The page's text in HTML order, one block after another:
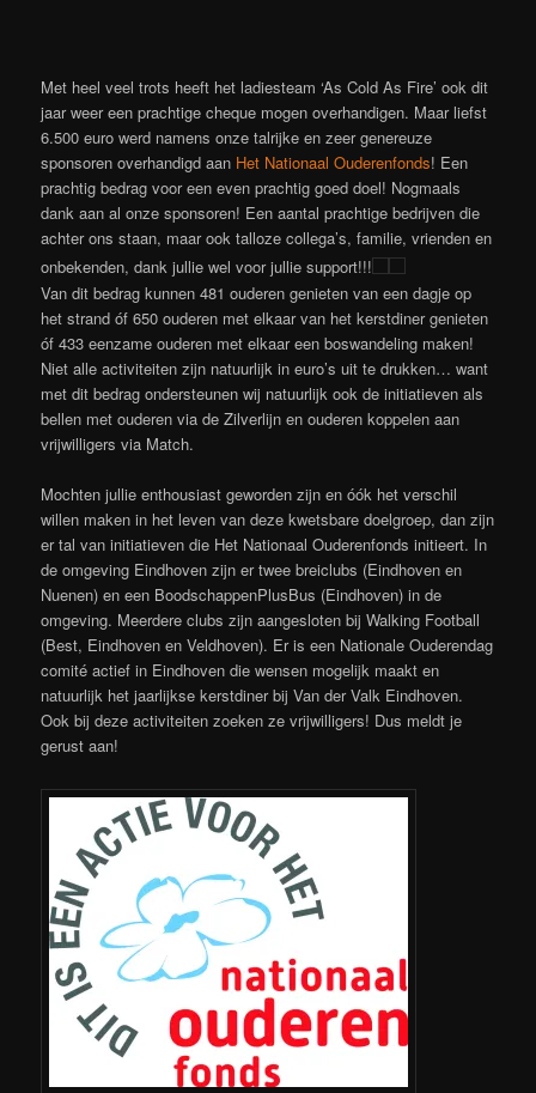
Met heel veel trots heeft het ladiesteam ‘As Cold As Fire’ ook dit
jaar weer een prachtige cheque mogen overhandigen. Maar liefst
6.500 euro werd namens onze talrijke en zeer genereuze
sponsoren overhandigd aan Het Nationaal Ouderenfonds! Een
prachtig bedrag voor een even prachtig goed doel! Nogmaals
dank aan al onze sponsoren! Een aantal prachtige bedrijven die
achter ons staan, maar ook talloze collega’s, familie, vrienden en
onbekenden, dank jullie wel voor jullie support!!!
Van dit bedrag kunnen 481 ouderen genieten van een dagje op
het strand óf 650 ouderen met elkaar van het kerstdiner genieten
óf 433 eenzame ouderen met elkaar een boswandeling maken!
Niet alle activiteiten zijn natuurlijk in euro’s uit te drukken… want
met dit bedrag ondersteunen wij natuurlijk ook de initiatieven als
bellen met ouderen via de Zilverlijn en ouderen koppelen aan
vrijwilligers via Match.
Mochten jullie enthousiast geworden zijn en óók het verschil
willen maken in het leven van deze kwetsbare doelgroep, dan zijn
er tal van initiatieven die Het Nationaal Ouderenfonds initieert. In
de omgeving Eindhoven zijn er twee breiclubs (Eindhoven en
Nuenen) en een BoodschappenPlusBus (Eindhoven) in de
omgeving. Meerdere clubs zijn aangesloten bij Walking Football
(Best, Eindhoven en Veldhoven). Er is een Nationale Ouderendag
comité actief in Eindhoven die wensen mogelijk maakt en
natuurlijk het jaarlijkse kerstdiner bij Van der Valk Eindhoven.
Ook bij deze activiteiten zoeken ze vrijwilligers! Dus meldt je
gerust aan!